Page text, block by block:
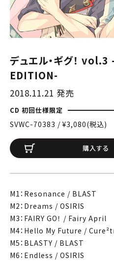
デュエル・ギグ！
EDITION-
2018.11.21 発売
CD 初回仕様限定
SVWC-70383 / ¥3,080(税込)
購入する
M1：Resonance / BLAST
M2：Dreams / OSIRIS
M3：FAIRY GO！ / Fairy April
M4：Hello My Future /
M5：BLASTY / BLAST
M6：Endless / OSIRIS